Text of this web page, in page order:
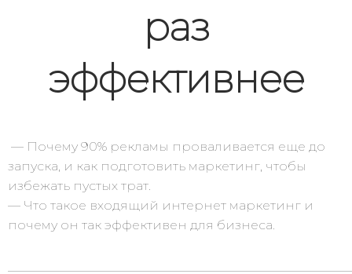
раз
эффективнее
— Почему 90% рекламы проваливается еще до
запуска, и как подготовить маркетинг, чтобы
избежать пустых трат.
— Что такое входящий интернет маркетинг и
почему он так эффективен для бизнеса.